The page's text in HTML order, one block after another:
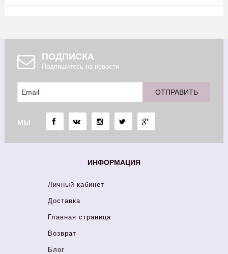
ПОДПИСКА
Подпишитесь на новости
МЫ
ИНФОРМАЦИЯ
Личный кабинет
Доставка
Главная страница
Возврат
Блог